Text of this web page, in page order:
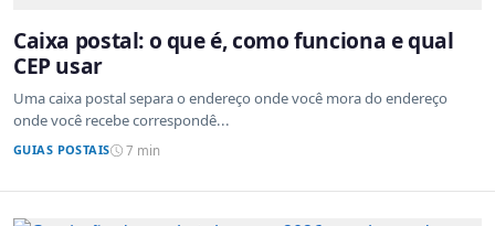
Caixa postal: o que é, como funciona e qual
CEP usar
Uma caixa postal separa o endereço onde você mora do endereço
onde você recebe correspondê...
GUIAS POSTAIS 7 min